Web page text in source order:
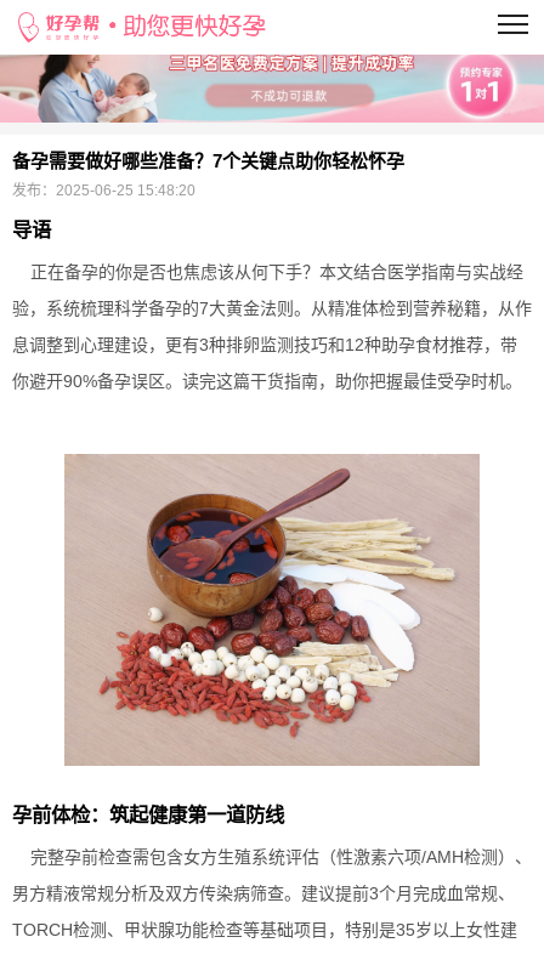
当前位置：
备孕需要做好哪些准备？7个关键点助你轻松怀孕
发布： 2025-06-25 15:48:20
导语
正在备孕的你是否也焦虑该从何下手？本文结合医学指南与实战经
验，系统梳理科学备孕的7大黄金法则。从精准体检到营养秘籍，从作
息调整到心理建设，更有3种排卵监测技巧和12种助孕食材推荐，带
你避开90%备孕误区。读完这篇干货指南，助你把握最佳受孕时机。
孕前体检：筑起健康第一道防线
完整孕前检查需包含女方生殖系统评估（性激素六项/AMH检测）、
男方精液常规分析及双方传染病筛查。建议提前3个月完成血常规、
TORCH检测、甲状腺功能检查等基础项目，特别是35岁以上女性建